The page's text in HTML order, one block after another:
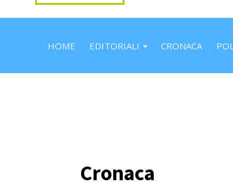
HOME EDITORIALI CRONACA
Cronaca